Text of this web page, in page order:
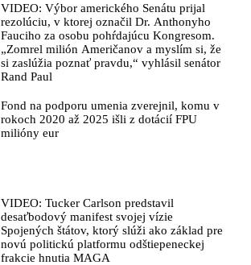
VIDEO: Výbor amerického Senátu prijal
rezolúciu, v ktorej označil Dr. Anthonyho
Fauciho za osobu pohŕdajúcu Kongresom.
„Zomrel milión Američanov a myslím si, že
si zaslúžia poznať pravdu,“ vyhlásil senátor
Rand Paul
Fond na podporu umenia zverejnil, komu v
rokoch 2020 až 2025 išli z dotácií FPU
milióny eur
VIDEO: Tucker Carlson predstavil
desaťbodový manifest svojej vízie
Spojených štátov, ktorý slúži ako základ pre
novú politickú platformu odštiepeneckej
frakcie hnutia MAGA